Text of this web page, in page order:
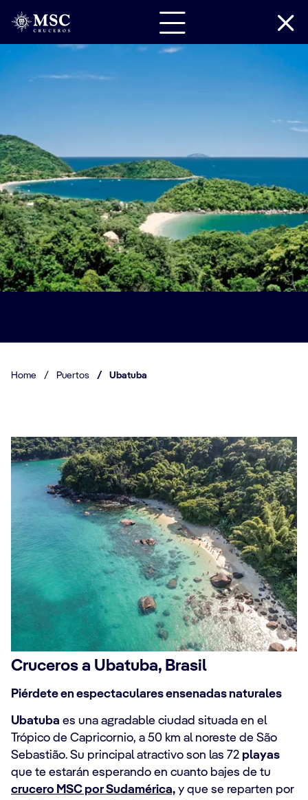
Home / Puertos / Ubatuba
Cruceros a Ubatuba, Brasil
Piérdete en espectaculares ensenadas naturales
Ubatuba es una agradable ciudad situada en el
Trópico de Capricornio, a 50 km al noreste de São
Sebastião. Su principal atractivo son las 72 playas
que te estarán esperando en cuanto bajes de tu
crucero MSC por Sudamérica, y que se reparten por